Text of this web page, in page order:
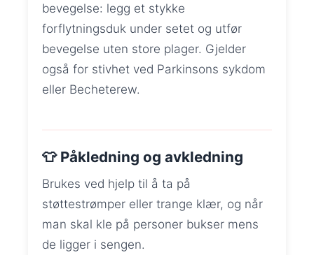
bevegelse: legg et stykke
forflytningsduk under setet og utfør
bevegelse uten store plager. Gjelder
også for stivhet ved Parkinsons sykdom
eller Becheterew.
👕 Påkledning og avkledning
Brukes ved hjelp til å ta på
støttestrømper eller trange klær, og når
man skal kle på personer bukser mens
de ligger i sengen.